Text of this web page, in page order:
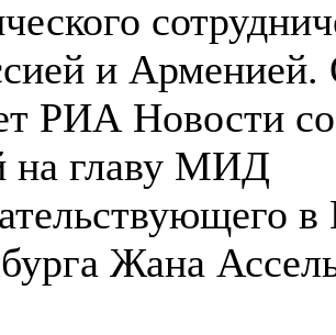
и Арменией.
РИА Новости со
на главу МИД
Жана